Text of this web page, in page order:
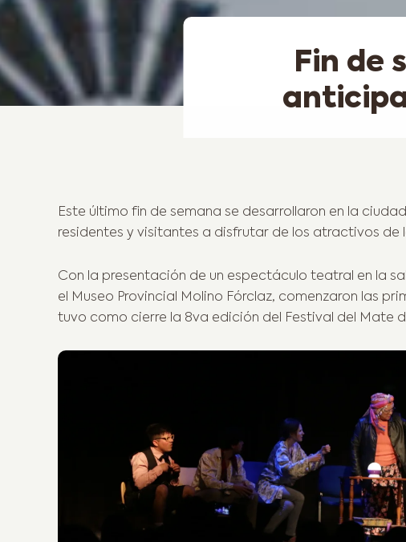
Fin de
Este último fin de semana se desarrollaron en la
residentes y visitantes a disfrutar de los atractivos de
Con la presentación de un espectáculo teatral en la
el Museo Provincial Molino Fórclaz, comenzaron las
tuvo como cierre la 8va edición del Festival del Mate